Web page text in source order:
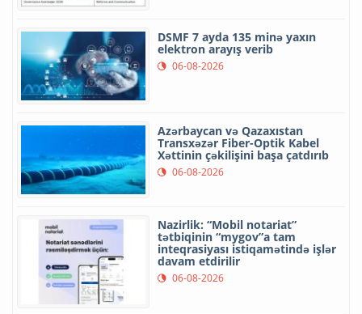
DSMF 7 ayda 135 minə yaxın
elektron arayış verib
06-08-2026
Azərbaycan və Qazaxıstan
Transxəzər Fiber-Optik Kabel
Xəttinin çəkilişini başa çatdırıb
06-08-2026
Nazirlik: “Mobil notariat”
tətbiqinin “mygov”a tam
inteqrasiyası istiqamətində işlər
davam etdirilir
06-08-2026